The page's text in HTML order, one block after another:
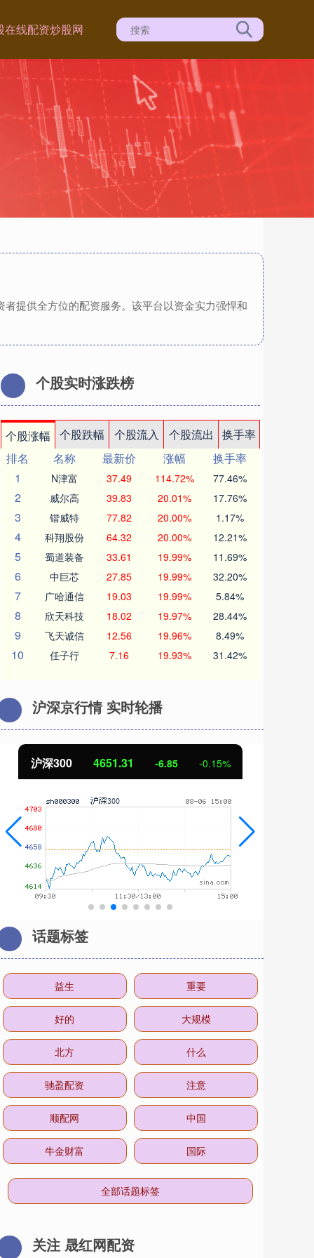
在线配资炒股网
提供全方位的配资服务。该平台以资金实力强悍和
个股实时涨跌榜
个股涨幅 个股跌幅 个股流入 个股流出
换手率
排名
名称 最新价 涨幅
换手率
1
N津富 37.49 114.72% 77.46%
2 威尔高 39.83 20.01% 17.76%
3 锴威特 77.82 20.00% 1.17%
4 科翔股份 64.32 20.00% 12.21%
5 蜀道装备 33.61 19.99% 11.69%
6 中巨芯 27.85 19.99% 32.20%
7 广哈通信 19.03 19.99% 5.84%
8 欣天科技 18.02 19.97% 28.44%
9 飞天诚信 12.56 19.96% 8.49%
10 任子行 7.16 19.93% 31.42%
沪深京行情 实时轮播
-6.85 -0.15% 北证50
话题标签
益生 重要
好的 大规模
北方 什么
驰盈配资 注意
顺配网 中国
牛金财富 国际
全部话题标签
关注 晟红网配资